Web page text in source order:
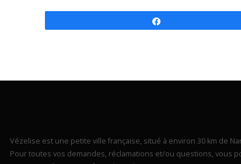
Vézelise est une petite ville française, situé à environ 30 km de
Pour toutes vos demandes, réclamations et/ou questions, vous